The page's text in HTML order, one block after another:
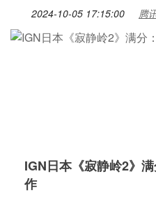
2024-10-05 17:15:00 腾
IGN日本《寂静岭2》
作